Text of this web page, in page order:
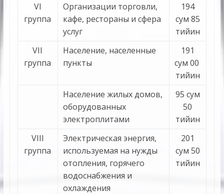
VI
группа
Организации торговли,
кафе, рестораны и сфера
услуг
194
сум 85
тийин
VII
группа
Население, населенные
пункты
191
сум 00
тийин
Население жилых домов,
оборудованных
электроплитами
95 сум
50
тийин
VIII
группа
Электрическая энергия,
используемая на нужды
отопления, горячего
водоснабжения и
охлаждения
201
сум 50
тийин